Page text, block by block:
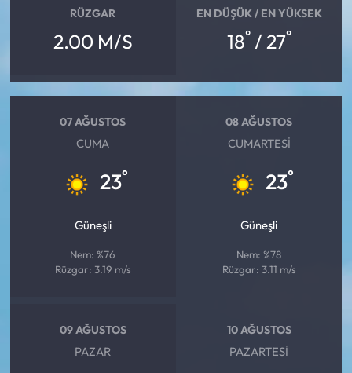
RÜZGAR
2.00 M/S
EN DÜŞÜK / EN YÜKSEK
18°/ 27°
07 AĞUSTOS
CUMA
23°
Güneşli
Nem: %76
Rüzgar: 3.19 m/s
08 AĞUSTOS
CUMARTESI
23°
Güneşli
Nem: %78
Rüzgar: 3.11 m/s
09 AĞUSTOS
PAZAR
10 AĞUSTOS
PAZARTESI
Resmi Reklam
Sağlık
Spor
Sungurlu Haberleri
Uğurludağ Haberleri
Yayla Haber